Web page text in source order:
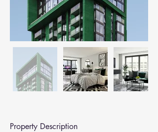
Property Description